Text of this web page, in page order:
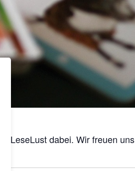
Lese­Lust dabei. Wir freu­en uns